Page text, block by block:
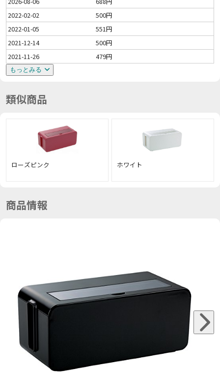
2022-02-02
500円
2022-01-05
551円
2021-12-14
500円
2021-11-26
479円
もっとみる
類似商品
ローズピンク ホワイト
商品情報